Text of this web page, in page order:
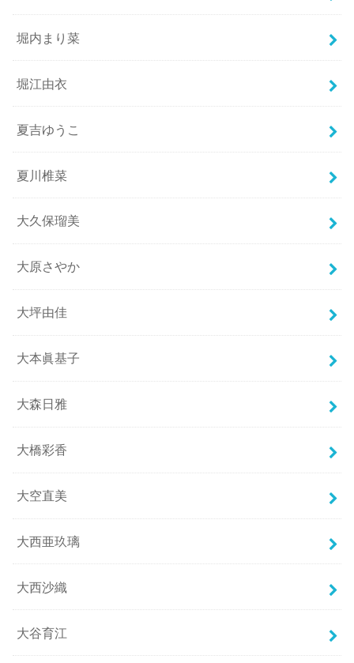
堀内まり菜
堀江由衣
夏吉ゆうこ
夏川椎菜
大久保瑠美
大原さやか
大坪由佳
大本眞基子
大森日雅
大橋彩香
大空直美
大西亜玖璃
大西沙織
大谷育江